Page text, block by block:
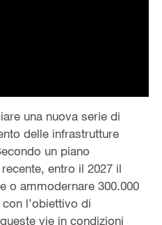
una nuova serie di
delle infrastrutture
un piano
entro il 2027 il
o ammodernare 300.000
l’obiettivo di
vie in condizioni